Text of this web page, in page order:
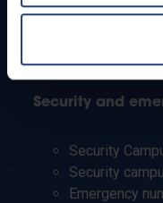
Teachers and
Working
Security and
Security
Security
Emergency